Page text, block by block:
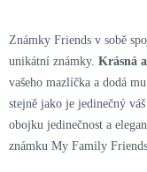
Známky Friends v sobě
unikátní známky. Krásná
vašeho mazlíčka a dodá
stejně jako je jedinečný
obojku jedinečnost a
známku My Family Friends